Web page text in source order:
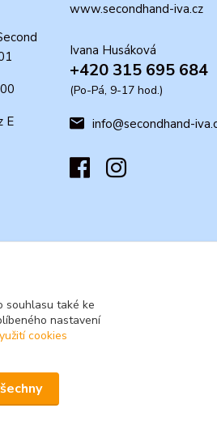
E
www.secondhand-iva.cz
Ivana Husáková
+420 315 695 684
(Po-Pá, 9-17 hod.)
info@secondhand-
souhlasu také ke
nastavení
cookies